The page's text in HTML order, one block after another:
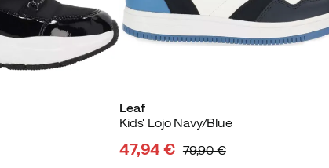
kuivina huonolla säällä.
Leaf
Kids' Lojo Navy/Blue
47,94 € 79,90 €